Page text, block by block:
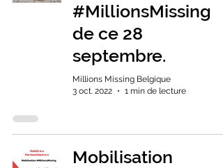
#MillionsMissing
de ce 28
septembre.
Millions Missing Belgique
3 oct. 2022
1 min de lecture
Mobilisation